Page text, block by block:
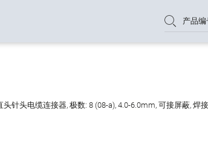
产品编
头针头电缆连接器, 极数: 8 (08-a), 4.0-6.0mm, 可接屏蔽, 焊